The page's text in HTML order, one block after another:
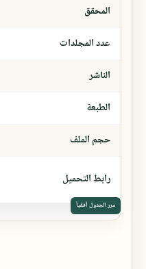
المحقق
عدد المجلدات
الناشر
الطبعة
حجم الملف
رابط التحميل